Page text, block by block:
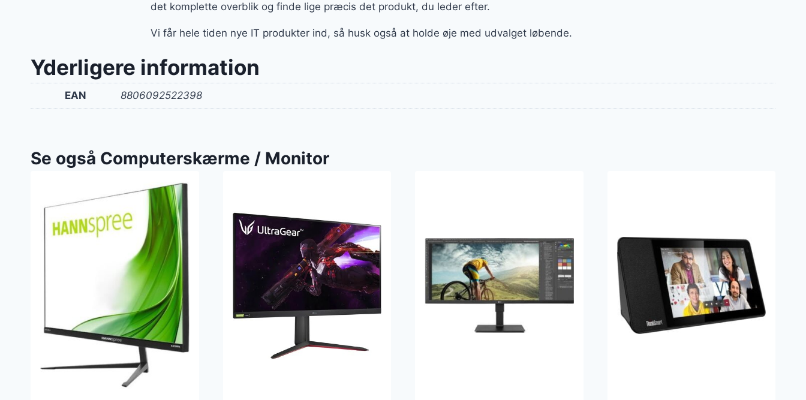
det komplette overblik og finde lige præcis det produkt, du leder efter.
Vi får hele tiden nye IT produkter ind, så husk også at holde øje med udvalget løbende.
Yderligere information
EAN 8806092522398
Se også Computerskærme / Monitor